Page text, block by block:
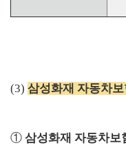
(3) 삼성화재 자동차
① 삼성화재 자동차보